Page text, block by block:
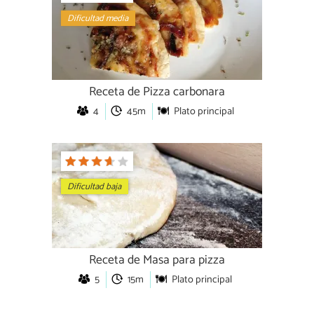
Dificultad media
Receta de Pizza carbonara
4 45m Plato principal
Dificultad baja
Receta de Masa para pizza
5 15m Plato principal